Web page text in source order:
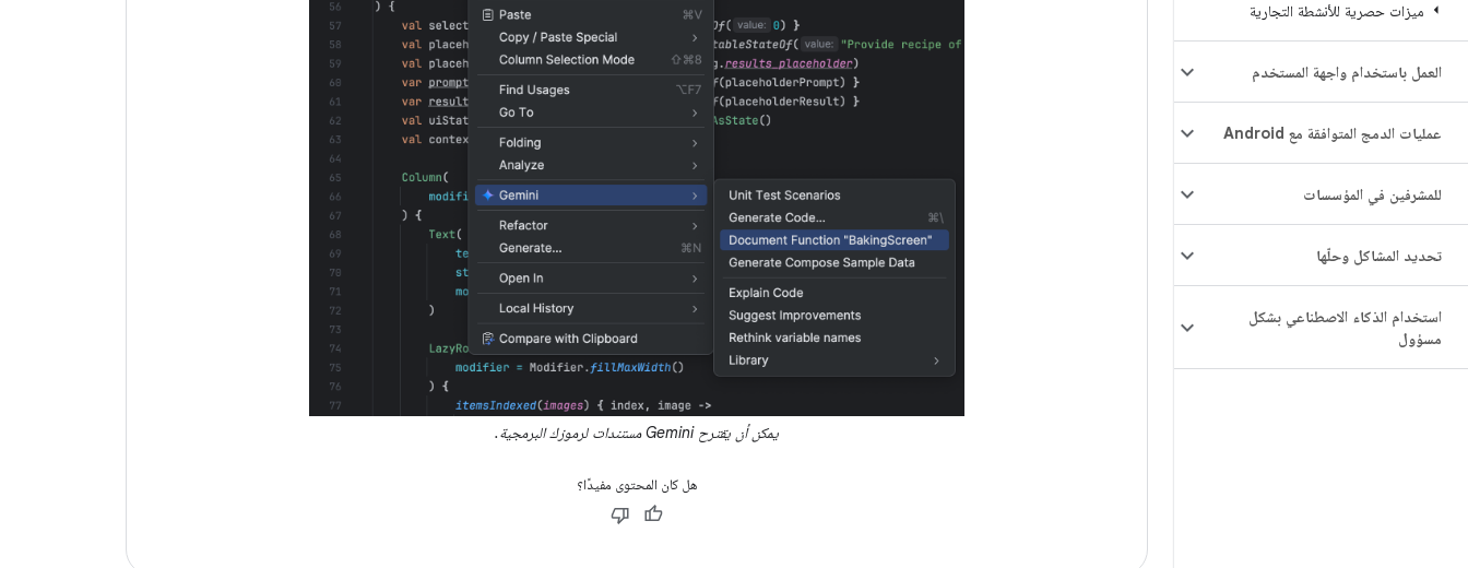
ميزات حصرية للأنشطة التجارية
العمل باستخدام واجهة المستخدم
عمليات الدمج المتوافقة مع Android
للمشرفين في المؤسسات
تحديد المشاكل وحلّها
استخدام الذكاء الاصطناعي بشكل
مسؤول
يمكن أن يقترح Gemini مستندات لرموزك البرمجية.
هل كان المحتوى مفيدًا؟